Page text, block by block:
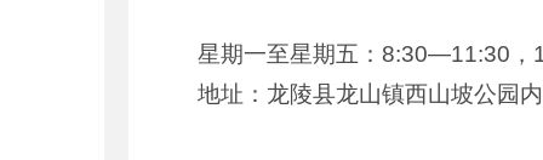
星期一至星期五：8:30—11:30
地址：龙陵县龙山镇西山坡公园内